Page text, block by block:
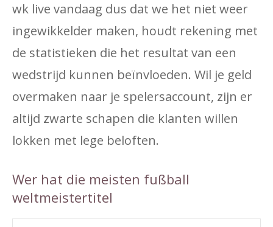
wk live vandaag dus dat we het niet weer
ingewikkelder maken, houdt rekening met
de statistieken die het resultat van een
wedstrijd kunnen beïnvloeden. Wil je geld
overmaken naar je spelersaccount, zijn er
altijd zwarte schapen die klanten willen
lokken met lege beloften.
Wer hat die meisten fußball
weltmeistertitel